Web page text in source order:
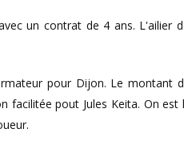
un contrat de 4 ans. L'ailier
pour Dijon. Le montant
facilitée pout Jules Keita. On